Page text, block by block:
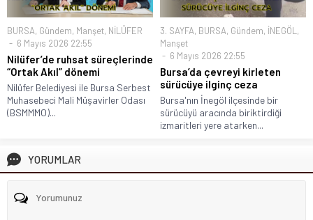
BURSA, Gündem, Manşet, NİLÜFER
6 Mayıs 2026 22:55
Nilüfer’de ruhsat süreçlerinde
“Ortak Akıl” dönemi
Nilüfer Belediyesi ile Bursa Serbest
Muhasebeci Mali Müşavirler Odası
(BSMMMO)...
3. SAYFA, BURSA, Gündem, İNEGÖL ,
Manşet
6 Mayıs 2026 22:55
Bursa’da çevreyi kirleten
sürücüye ilginç ceza
Bursa'nın İnegöl ilçesinde bir
sürücüyü aracında biriktirdiği
izmaritleri yere atarken...
YORUMLAR